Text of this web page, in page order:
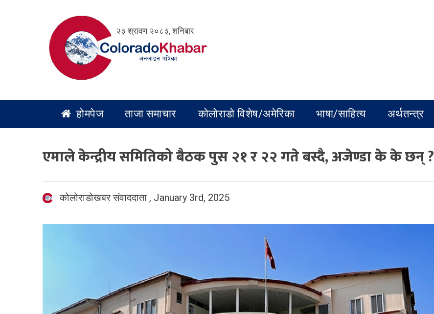
२३ श्रावण २०८३, शनिबार
होमपेज ताजा समाचार कोलोराडो विशेष/अमेरिका भाषा/साहित्य अर्थतन्त्र
एमाले केन्द्रीय समितिको बैठक पुस २१ र २२ गते बस्दै, अजेण्डा के के छन् ?
कोलोराडोखबर संवाददाता , January 3rd, 2025